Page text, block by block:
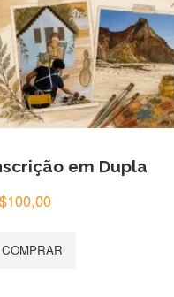
em Dupla
100,00
COMPRAR